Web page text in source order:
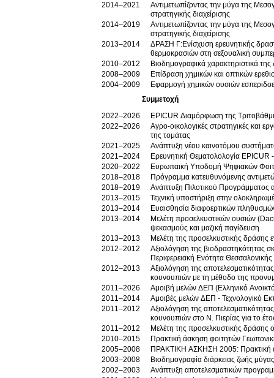
2014–2021
Αντιμετωπίζοντας την μύγα της
στρατηγικής διαχείρισης
2014–2019
Αντιμετωπίζοντας την μύγα της
στρατηγικής διαχείρισης
2013–2014
ΔΡΑΣΗ Γ:Ενίσχυση ερευνητικής
θερμοκρασιών στη σεξουαλική
2010–2012
Βιοδημογραφικά χαρακτηριστικά
2008–2009
Επίδραση χημικών και οπτικών
2004–2009
Εφαρμογή χημικών ουσιών
Συμμετοχή
2022–2026
EPICUR Διαμόρφωση της
2022–2026
Αγρο-οικολογικές στρατηγικές και
της τομάτας
2021–2025
Ανάπτυξη νέου καινοτόμου
2021–2024
Ερευνητική Θεματολολογία
2020–2022
Ευρωπαική Υποδομή Ψηφιακών
2018–2018
Πρόγραμμα κατευθυνόμενης
2018–2019
Ανάπτυξη Πιλοτικού Προγράμματος
2013–2015
Τεχνική υποστήριξη στην
2013–2014
Ευαισθησία διαφοερτικών
2013–2014
Μελέτη προσελκυστικών ουσιών
ψεκασμούς και μαζική παγίδευση
2013–2013
Μελέτη της προσελκυστικής δράσης
2012–2012
Αξιολόγηση της βιοδραστηκότητας
Περιφερειακή Ενότητα
2012–2013
Αξιολόγηση της
κουνουπιών με τη μέθοδο της
2011–2026
Αμοιβή μελών ΔΕΠ (Ελληνικό
2011–2014
Αμοιβές μελών ΔΕΠ - Τεχνολογικό
2011–2012
Αξιολόγηση της
κουνουπιών στο Ν. Πιερίας για το
2011–2012
Μελέτη της προσελκυστικής δράσης
2010–2015
Πρακτική άσκηση φοιτητών
2005–2008
ΠΡΑΚΤΙΚΗ ΑΣΚΗΣΗ 2005: Πρακτική
2003–2008
Βιοδημογραφία διάρκειας ζωής
2002–2003
Ανάπτυξη αποτελεσματικών